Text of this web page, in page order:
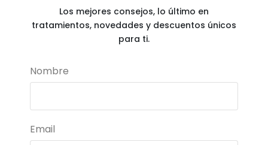
Los mejores consejos, lo último en
tratamientos, novedades y descuentos únicos
para ti.
Nombre
Email